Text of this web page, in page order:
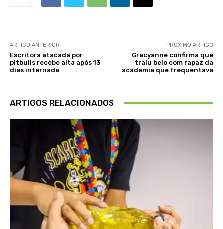
ARTIGO ANTERIOR
Escritora atacada por
pitbulls recebe alta após 13
dias internada
PRÓXIMO ARTIGO
Gracyanne confirma que
traiu belo com rapaz da
academia que frequentava
ARTIGOS RELACIONADOS